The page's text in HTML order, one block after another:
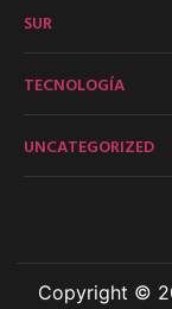
SUR
TECNOLOGÍA
UNCATEGORIZED
Copyright ©